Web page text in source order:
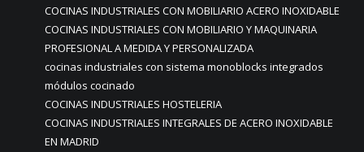
COCINAS INDUSTRIALES CON MOBILIARIO ACERO INOXIDABLE
COCINAS INDUSTRIALES CON MOBILIARIO Y MAQUINARIA
PROFESIONAL A MEDIDA Y PERSONALIZADA
cocinas industriales con sistema monoblocks integrados
módulos cocinado
COCINAS INDUSTRIALES HOSTELERIA
COCINAS INDUSTRIALES INTEGRALES DE ACERO INOXIDABLE
EN MADRID